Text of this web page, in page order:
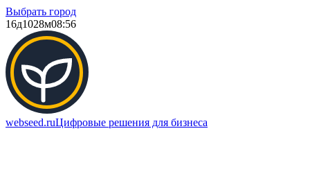
Выбрать город
16д1028м08:56
webseed.ruЦифровые решения для бизнеса